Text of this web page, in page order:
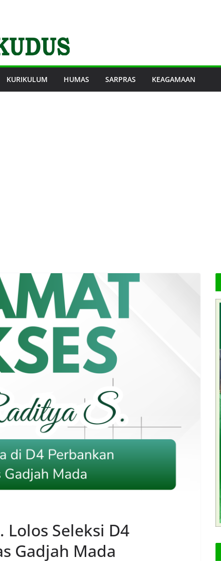
KURIKULUM HUMAS SARPRAS KEAGAMAAN
Lolos Seleksi D4
Gadjah Mada